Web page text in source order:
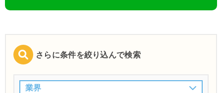
さらに条件を絞り込んで検索
業界